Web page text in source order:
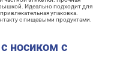
Идеально подходит для
упаковка.
с пищевыми продуктами.
носиком с